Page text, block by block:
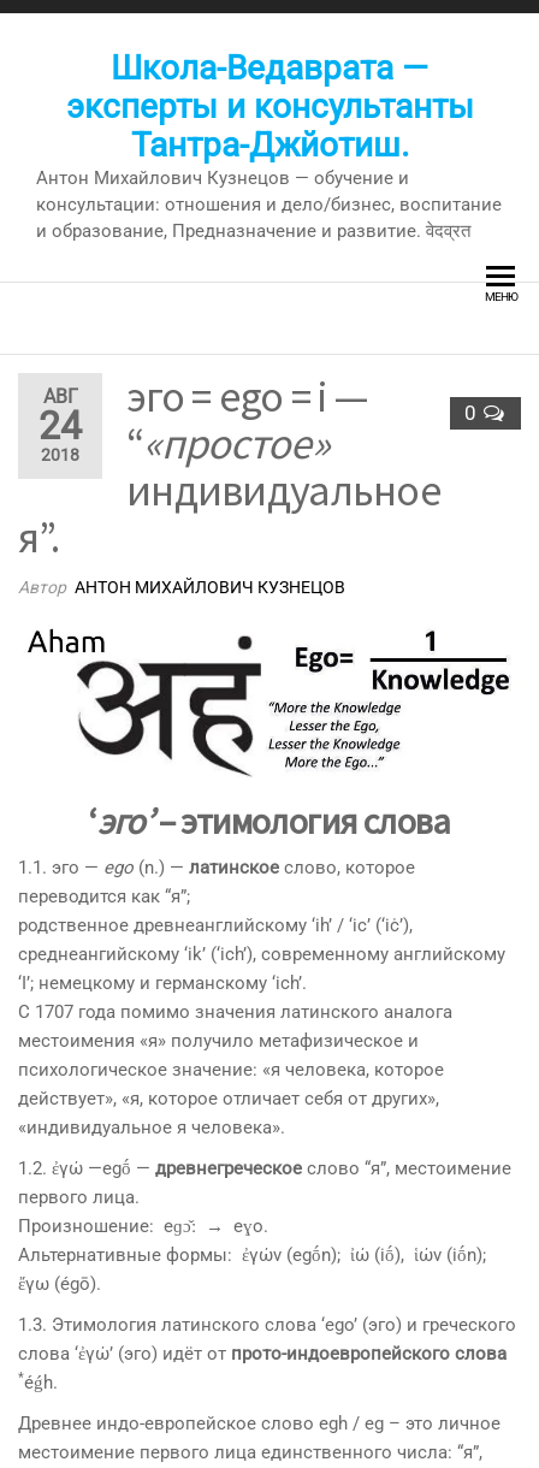
Перейти
Школа-Ведаврата —
эксперты и консультанты
Тантра-Джйотиш.
Антон Михайлович Кузнецов — обучение и
консультации: отношения и дело/бизнес, воспитание
и образование, Предназначение и развитие. वेदव्रत
МЕНЮ
АВГ
24
2018
0
эго = ego = i —
“«простое»
индивидуальное
я”.
Автор АНТОН МИХАЙЛОВИЧ КУЗНЕЦОВ
‘эго’– этимология слова
1.1. эго — ego (n.) — латинское слово, которое
переводится как “я”;
родственное древнеанглийскому ‘ih’ / ‘ic’ (‘iċ’),
среднеангийскому ‘ik’ (‘ich’), современному английскому
‘I’; немецкому и германскому ‘ich’.
С 1707 года помимо значения латинского аналога
местоимения «я» получило метафизическое и
психологическое значение: «я человека, которое
действует», «я, которое отличает себя от других»,
«индивидуальное я человека».
1.2. ἐγώ —egṓ — древнегреческое слово “я”, местоимение
первого лица.
Произношение: eɡɔ̌ː → eɣo.
Альтернативные формы: ἐγών (egṓn); ἰώ (iṓ), ἱών (iṓn);
ἔγω (égō).
1.3. Этимология латинского слова ‘ego’ (эго) и греческого
слова ‘ἐγώ’ (эго) идёт от прото-индоевропейского слова
*éǵh.
Древнее индо-европейское слово egh / eg – это личное
местоимение первого лица единственного числа: “я”,